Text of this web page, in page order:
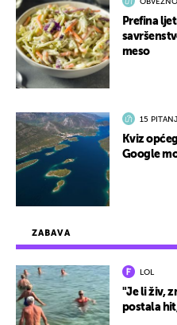
ZABAVA
LOL
"Je li živ,
postala
Prefina
meso
15
Kviz
Google